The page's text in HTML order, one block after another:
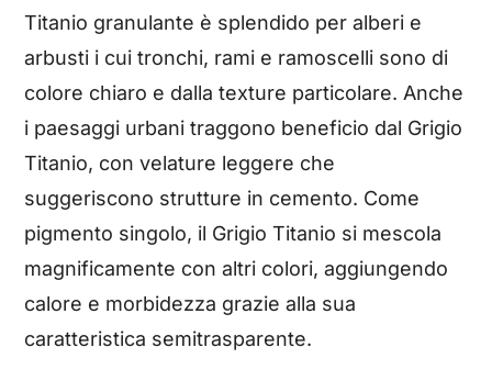
Titanio granulante è splendido per alberi e
arbusti i cui tronchi, rami e ramoscelli sono di
colore chiaro e dalla texture particolare. Anche
i paesaggi urbani traggono beneficio dal Grigio
Titanio, con velature leggere che
suggeriscono strutture in cemento. Come
pigmento singolo, il Grigio Titanio si mescola
magnificamente con altri colori, aggiungendo
calore e morbidezza grazie alla sua
caratteristica semitrasparente.